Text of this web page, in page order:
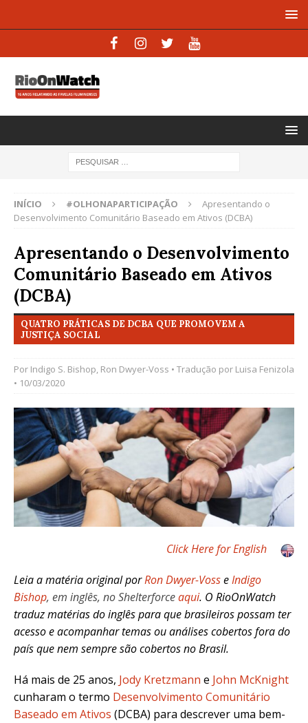
INÍCIO #OLHONAPARTICIPAÇÃO
Apresentando o
Desenvolvimento Comunitário Baseado em Ativos (DCBA)
Apresentando o Desenvolvimento
Comunitário Baseado em Ativos
(DCBA)
QUATRO PRÁTICAS DE DCBA QUE PROMOVEM A
JUSTIÇA SOCIAL
Por Indigo S. Bishop, Ron Dwyer-Voss • Tradução por Luisa Fenizola
• 10/03/2020
Click Here for English
Leia a matéria original porRon Dwyer-VosseIndigo
Bishop, em inglês, no Shelterforceaqui. O RioOnWatch
traduz matérias do inglês para que brasileiros possam ter
acesso e acompanhar temas ou análises cobertos fora do
país que nem sempre são cobertos no Brasil.
Há mais de 25 anos, Jody Kretzmann e John McKnight
cunharam o termo Desenvolvimento Comunitário
Baseado em Ativos (DCBA) para descrever uma bem-